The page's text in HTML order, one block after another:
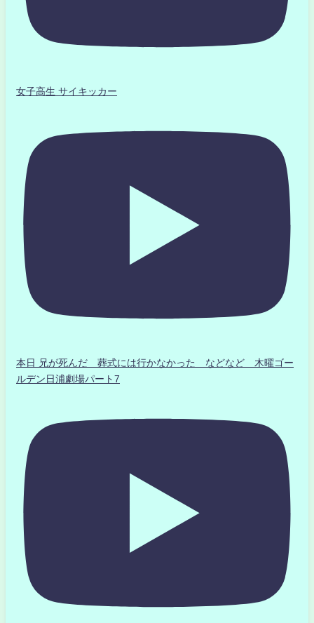
女子高生 サイキッカー
本日 兄が死んだ 葬式には行かなかった などなど 木曜ゴー
ルデン日浦劇場パート7